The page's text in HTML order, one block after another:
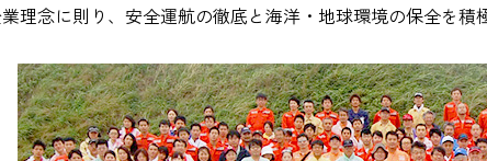
理念に則り、安全運航の徹底と海洋・地球環境の保全を積